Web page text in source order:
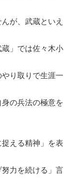
が、武蔵といえ
」では佐々木小
り取りで生涯一
の兵法の極意を
える精神」を表
力を続ける」言